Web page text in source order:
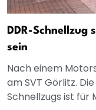
DDR-
sein
Nach einem
am SVT Görlitz.
Schnellzugs ist für